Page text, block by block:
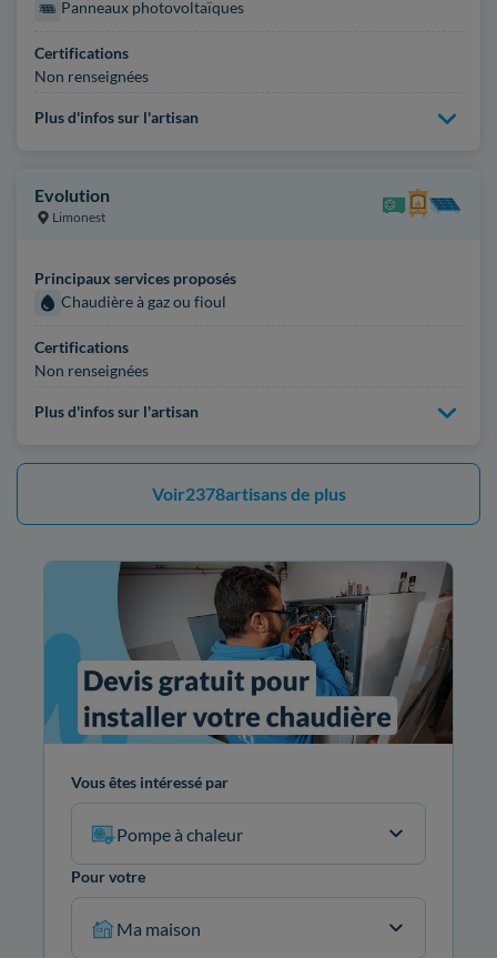
Panneaux photovoltaïques
Certifications
Non renseignées
Plus d'infos sur l'artisan
Evolution
Limonest
Principaux services proposés
Chaudière à gaz ou fioul
Certifications
Non renseignées
Plus d'infos sur l'artisan
Voir2378artisans de plus
Vous êtes intéressé par
Pompe à chaleur
Pour votre
Ma maison